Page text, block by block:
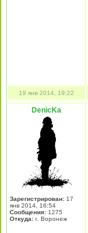
19 янв 2014, 19:22
DenicKa
Зарегистрирован: 17
янв 2014, 16:54
Сообщения: 1275
Откуда: г. Воронеж